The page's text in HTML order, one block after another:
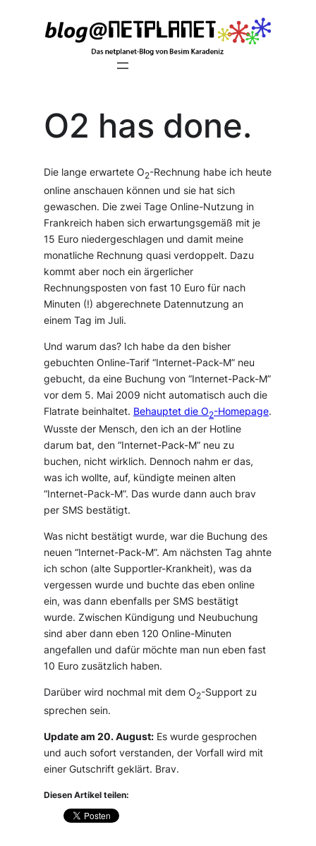
O2 has done.
Die lange erwartete O2-Rechnung habe ich heute
online anschauen können und sie hat sich
gewaschen. Die zwei Tage Online-Nutzung in
Frankreich haben sich erwartungsgemäß mit je
15 Euro niedergeschlagen und damit meine
monatliche Rechnung quasi verdoppelt. Dazu
kommt aber noch ein ärgerlicher
Rechnungsposten von fast 10 Euro für nach
Minuten (!) abgerechnete Datennutzung an
einem Tag im Juli.
Und warum das? Ich habe da den bisher
gebuchten Online-Tarif “Internet-Pack-M” neu
gebucht, da eine Buchung von “Internet-Pack-M”
vor dem 5. Mai 2009 nicht automatisch auch die
Flatrate beinhaltet. Behauptet die O2-Homepage.
Wusste der Mensch, den ich an der Hotline
darum bat, den “Internet-Pack-M” neu zu
buchen, nicht wirklich. Dennoch nahm er das,
was ich wollte, auf, kündigte meinen alten
“Internet-Pack-M”. Das wurde dann auch brav
per SMS bestätigt.
Was nicht bestätigt wurde, war die Buchung des
neuen “Internet-Pack-M”. Am nächsten Tag ahnte
ich schon (alte Supportler-Krankheit), was da
vergessen wurde und buchte das eben online
ein, was dann ebenfalls per SMS bestätigt
wurde. Zwischen Kündigung und Neubuchung
sind aber dann eben 120 Online-Minuten
angefallen und dafür möchte man nun eben fast
10 Euro zusätzlich haben.
Darüber wird nochmal mit dem O2-Support zu
sprechen sein.
Update am 20. August: Es wurde gesprochen
und auch sofort verstanden, der Vorfall wird mit
einer Gutschrift geklärt. Brav.
Diesen Artikel teilen: